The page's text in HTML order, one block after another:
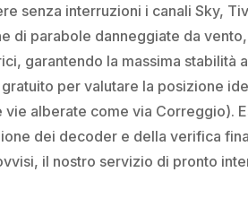
senza interruzioni i canali Sky,
di parabole danneggiate da
garantendo la massima stabilità
per valutare la posizione
alberate come via Correggio).
dei decoder e della verifica
il nostro servizio di pronto